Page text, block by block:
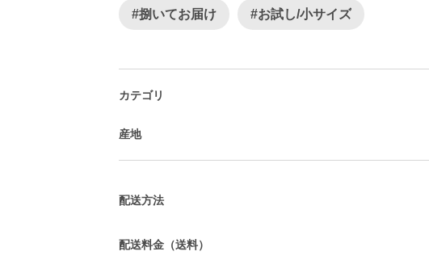
#捌いてお届け #お試し/小サイズ
カテゴリ
産地
配送方法
配送料金（送料）